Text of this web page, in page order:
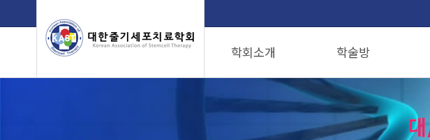
학회소개 학술방
논문기고안내
논문투고